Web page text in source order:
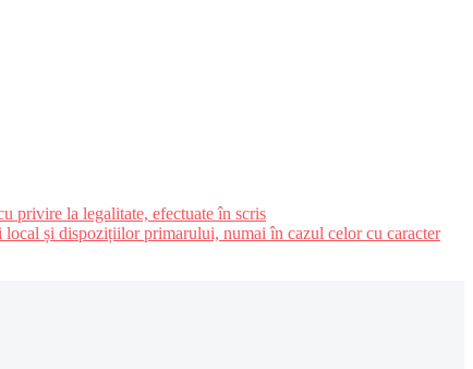
privire la legalitate, efectuate în scris
și dispozițiilor primarului, numai în cazul celor cu caracter